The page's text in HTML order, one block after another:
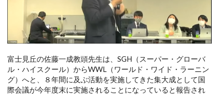
富士見丘の佐藤一成教頭先生は、SGH（スーパー・グローバ
ル・ハイスクール）からWWL（ワールド・ワイド・ラーニン
グ）へと、８年間に及ぶ活動を実施してきた集大成として国
際会議が今年度末に実施されることになっていると報告され